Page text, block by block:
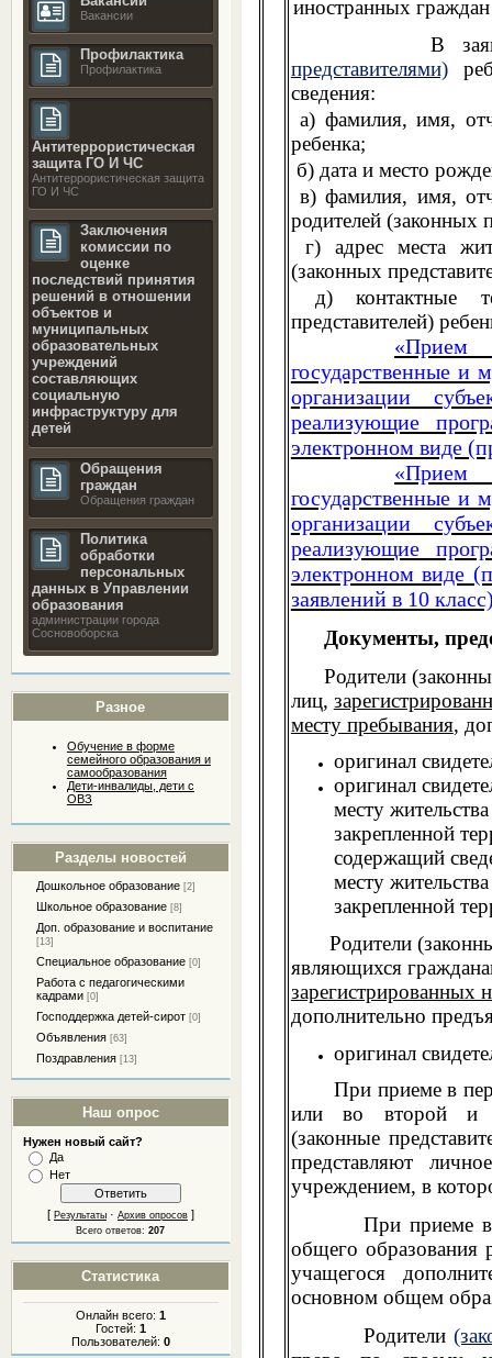
Вакансии
Профилактика
Профилактика
Антитеррористическая
защита ГО И ЧС
Антитеррористическая защита
ГО И ЧС
Заключения
комиссии по
оценке
последствий принятия
решений в отношении
объектов и
муниципальных
образовательных
учреждений
составляющих
социальную
инфраструктуру для
детей
Обращения
граждан
Обращения граждан
Политика
обработки
персональных
данных в Управлении
образования
администрации города
Сосновоборска
Разное
Обучение в форме
семейного образования и
самообразования
Дети-инвалиды, дети с
ОВЗ
Разделы новостей
Дошкольное образование [2]
Школьное образование [8]
Доп. образование и воспитание
[13]
Специальное образование [0]
Работа с педагогическими
кадрами [0]
Господдержка детей-сирот [0]
Объявления [63]
Поздравления [13]
Наш опрос
Нужен новый сайт?
Да
Нет
[ Результаты · Архив опросов ]
Всего ответов:207
Статистика
Онлайн всего: 1
Гостей: 1
Пользователей: 0
иностранных
В
представителями)
сведения:
а) фамилия, имя,
ребенка;
б) дата и место
в) фамилия, имя,
родителей (законных
г) адрес места
(законных
д) контактные
представителей)
«Прием
государственные и
организации
реализующие
электронном виде
«Прием
государственные и
организации
реализующие
электронном виде
заявлений в 10
Документы,
Родители
лиц,
месту пребывания,
оригинал
оригинал
месту
закрепленной
содержащий
месту
закрепленной
Родители
являющихся
зарегистрированных
дополнительно
оригинал
При приеме в
или во второй и
(законные
представляют
учреждением, в
При приеме в
общего образования
учащегося
основном общем
Родители